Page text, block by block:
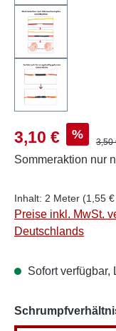
Verkaufspreis:
3,10 € %
3,50
Sommeraktion nur
Inhalt: 2 Meter (1,55
Preise inkl. MwSt.
Deutschlands
Sofort verfügbar,